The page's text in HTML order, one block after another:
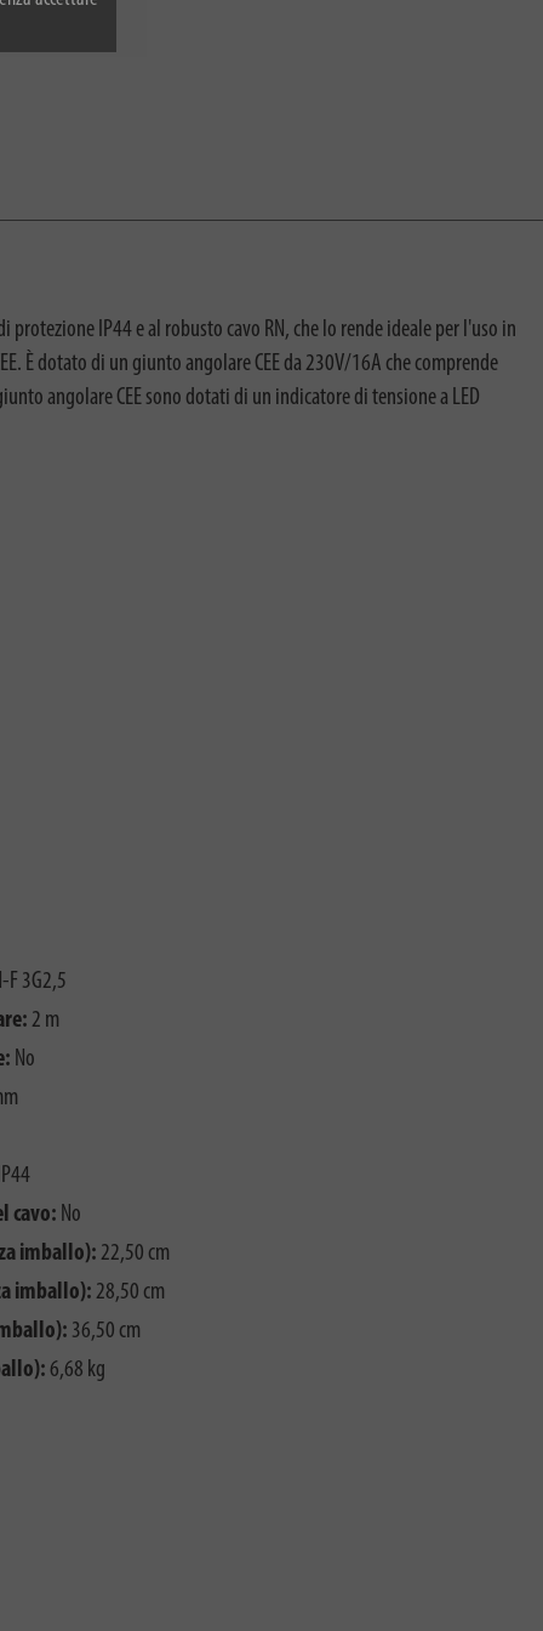
IP44 e al robusto cavo RN, che lo rende ideale per l'uso in
È dotato di un giunto angolare CEE da 230V/16A che comprende
angolare CEE sono dotati di un indicatore di tensione a LED
F 3G2,5
2 m
No
IP44
cavo: No
imballo): 22,50 cm
imballo): 28,50 cm
36,50 cm
6,68 kg